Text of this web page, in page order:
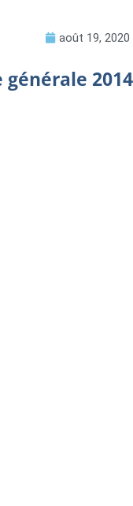
août 19, 2020
générale 2014